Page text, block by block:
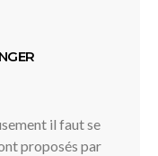
il faut se
proposés par